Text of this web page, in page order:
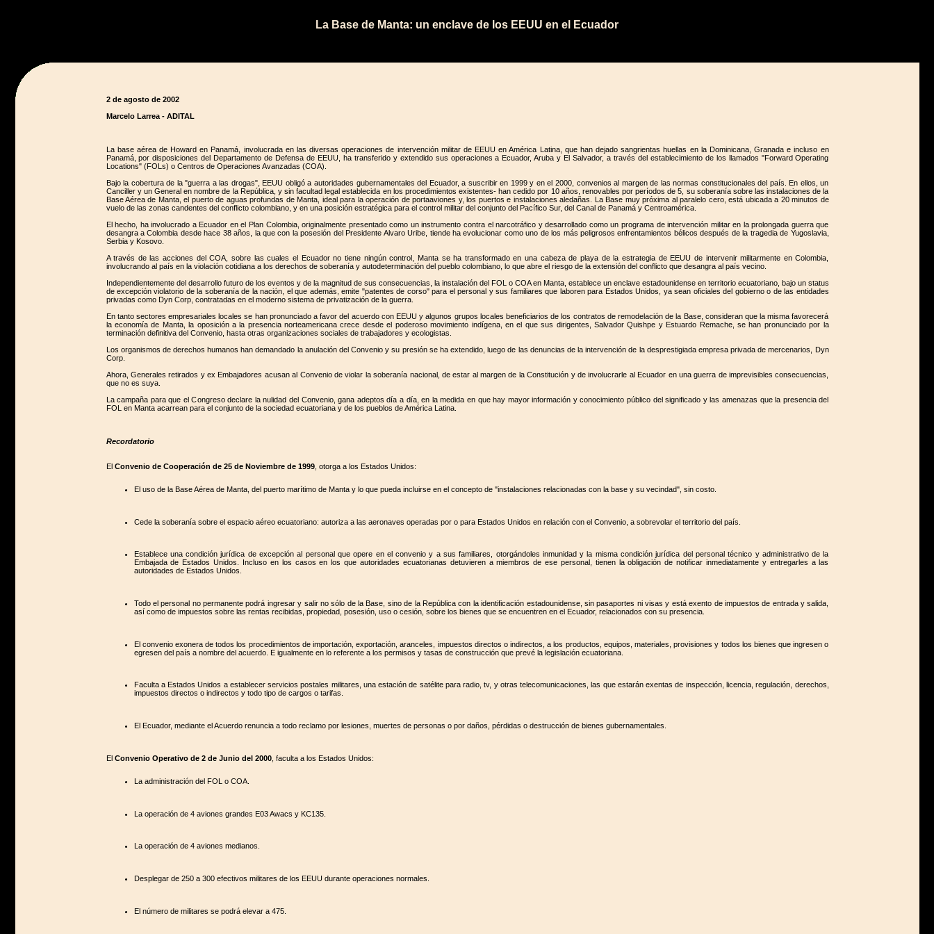
La Base de Manta: un enclave de los EEUU en el Ecuador
2 de agosto de 2002
Marcelo Larrea - ADITAL
La base aérea de Howard en Panamá, involucrada en las diversas operaciones de intervención militar de EEUU en América Latina, que han dejado sangrientas huellas en la Dominicana, Granada e incluso en
Panamá, por disposiciones del Departamento de Defensa de EEUU, ha transferido y extendido sus operaciones a Ecuador, Aruba y El Salvador, a través del establecimiento de los llamados "Forward Operating
Locations" (FOLs) o Centros de Operaciones Avanzadas (COA).
Bajo la cobertura de la "guerra a las drogas", EEUU obligó a autoridades gubernamentales del Ecuador, a suscribir en 1999 y en el 2000, convenios al margen de las normas constitucionales del país. En ellos, un
Canciller y un General en nombre de la República, y sin facultad legal establecida en los procedimientos existentes- han cedido por 10 años, renovables por períodos de 5, su soberanía sobre las instalaciones de la
Base Aérea de Manta, el puerto de aguas profundas de Manta, ideal para la operación de portaaviones y, los puertos e instalaciones aledañas. La Base muy próxima al paralelo cero, está ubicada a 20 minutos de
vuelo de las zonas candentes del conflicto colombiano, y en una posición estratégica para el control militar del conjunto del Pacífico Sur, del Canal de Panamá y Centroamérica.
El hecho, ha involucrado a Ecuador en el Plan Colombia, originalmente presentado como un instrumento contra el narcotráfico y desarrollado como un programa de intervención militar en la prolongada guerra que
desangra a Colombia desde hace 38 años, la que con la posesión del Presidente Alvaro Uribe, tiende ha evolucionar como uno de los más peligrosos enfrentamientos bélicos después de la tragedia de Yugoslavia,
Serbia y Kosovo.
A través de las acciones del COA, sobre las cuales el Ecuador no tiene ningún control, Manta se ha transformado en una cabeza de playa de la estrategia de EEUU de intervenir militarmente en Colombia,
involucrando al país en la violación cotidiana a los derechos de soberanía y autodeterminación del pueblo colombiano, lo que abre el riesgo de la extensión del conflicto que desangra al país vecino.
Independientemente del desarrollo futuro de los eventos y de la magnitud de sus consecuencias, la instalación del FOL o COA en Manta, establece un enclave estadounidense en territorio ecuatoriano, bajo un status
de excepción violatorio de la soberanía de la nación, el que además, emite "patentes de corso" para el personal y sus familiares que laboren para Estados Unidos, ya sean oficiales del gobierno o de las entidades
privadas como Dyn Corp, contratadas en el moderno sistema de privatización de la guerra.
En tanto sectores empresariales locales se han pronunciado a favor del acuerdo con EEUU y algunos grupos locales beneficiarios de los contratos de remodelación de la Base, consideran que la misma favorecerá
la economía de Manta, la oposición a la presencia norteamericana crece desde el poderoso movimiento indígena, en el que sus dirigentes, Salvador Quishpe y Estuardo Remache, se han pronunciado por la
terminación definitiva del Convenio, hasta otras organizaciones sociales de trabajadores y ecologistas.
Los organismos de derechos humanos han demandado la anulación del Convenio y su presión se ha extendido, luego de las denuncias de la intervención de la desprestigiada empresa privada de mercenarios, Dyn
Corp.
Ahora, Generales retirados y ex Embajadores acusan al Convenio de violar la soberanía nacional, de estar al margen de la Constitución y de involucrarle al Ecuador en una guerra de imprevisibles consecuencias,
que no es suya.
La campaña para que el Congreso declare la nulidad del Convenio, gana adeptos día a día, en la medida en que hay mayor información y conocimiento público del significado y las amenazas que la presencia del
FOL en Manta acarrean para el conjunto de la sociedad ecuatoriana y de los pueblos de América Latina.
Recordatorio
El Convenio de Cooperación de 25 de Noviembre de 1999, otorga a los Estados Unidos:
El uso de la Base Aérea de Manta, del puerto marítimo de Manta y lo que pueda incluirse en el concepto de "instalaciones relacionadas con la base y su vecindad", sin costo.
Cede la soberanía sobre el espacio aéreo ecuatoriano: autoriza a las aeronaves operadas por o para Estados Unidos en relación con el Convenio, a sobrevolar el territorio del país.
Establece una condición jurídica de excepción al personal que opere en el convenio y a sus familiares, otorgándoles inmunidad y la misma condición jurídica del personal técnico y administrativo de la
Embajada de Estados Unidos. Incluso en los casos en los que autoridades ecuatorianas detuvieren a miembros de ese personal, tienen la obligación de notificar inmediatamente y entregarles a las
autoridades de Estados Unidos.
Todo el personal no permanente podrá ingresar y salir no sólo de la Base, sino de la República con la identificación estadounidense, sin pasaportes ni visas y está exento de impuestos de entrada y salida,
así como de impuestos sobre las rentas recibidas, propiedad, posesión, uso o cesión, sobre los bienes que se encuentren en el Ecuador, relacionados con su presencia.
El convenio exonera de todos los procedimientos de importación, exportación, aranceles, impuestos directos o indirectos, a los productos, equipos, materiales, provisiones y todos los bienes que ingresen o
egresen del país a nombre del acuerdo. E igualmente en lo referente a los permisos y tasas de construcción que prevé la legislación ecuatoriana.
Faculta a Estados Unidos a establecer servicios postales militares, una estación de satélite para radio, tv, y otras telecomunicaciones, las que estarán exentas de inspección, licencia, regulación, derechos,
impuestos directos o indirectos y todo tipo de cargos o tarifas.
El Ecuador, mediante el Acuerdo renuncia a todo reclamo por lesiones, muertes de personas o por daños, pérdidas o destrucción de bienes gubernamentales.
El Convenio Operativo de 2 de Junio del 2000, faculta a los Estados Unidos:
La administración del FOL o COA.
La operación de 4 aviones grandes E03 Awacs y KC135.
La operación de 4 aviones medianos.
Desplegar de 250 a 300 efectivos militares de los EEUU durante operaciones normales.
El número de militares se podrá elevar a 475.